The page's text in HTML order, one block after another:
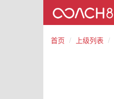
首页 上级列表